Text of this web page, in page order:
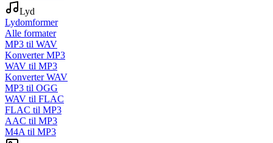
Lyd
Lydomformer
Alle formater
MP3 til WAV
Konverter MP3
WAV til MP3
Konverter WAV
MP3 til OGG
WAV til FLAC
FLAC til MP3
AAC til MP3
M4A til MP3